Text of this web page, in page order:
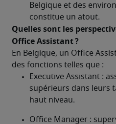
Belgique et des
constitue un atout.
Quelles sont les
En Belgique, un Office
des fonctions telles que :
Executive Assistant :
supérieurs dans leurs
haut niveau.
Office Manager :